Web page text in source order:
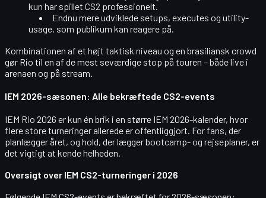
kun har spillet CS2 professionelt.
Endnu mere udviklede setups, executes og utility-
usage, som publikum kan reagere på.
Kombinationen af et højt taktisk niveau og en brasiliansk crowd
gør Rio til en af de mest seværdige stop på touren – både live i
arenaen og på stream.
IEM 2026-sæsonen: Alle bekræftede CS2-events
IEM Rio 2026 er kun én brik i en større IEM 2026-kalender, hvor
flere store turneringer allerede er offentliggjort. For fans, der
planlægger året, og hold, der lægger bootcamp- og rejseplaner, er
det vigtigt at kende helheden.
Oversigt over IEM CS2-turneringer i 2026